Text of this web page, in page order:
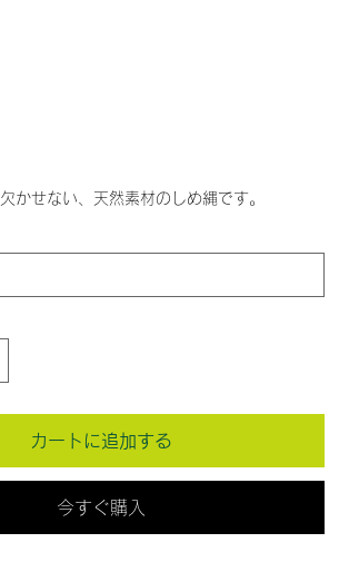
かせない、天然素材のしめ縄です。
カートに追加する
今すぐ購入